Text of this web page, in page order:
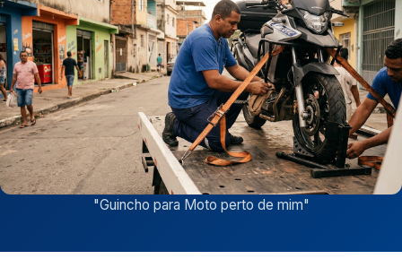
"Guincho para Moto perto de mim"